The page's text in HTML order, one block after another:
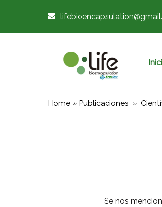
Home » Publicaciones »
Se nos